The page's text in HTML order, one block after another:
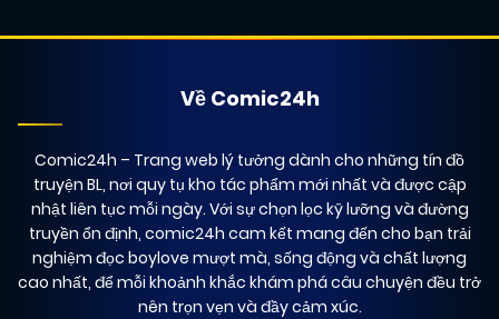
Về Comic24h
Comic24h – Trang web lý tưởng dành cho những tín đồ
truyện BL, nơi quy tụ kho tác phẩm mới nhất và được cập
nhật liên tục mỗi ngày. Với sự chọn lọc kỹ lưỡng và đường
truyền ổn định, comic24h cam kết mang đến cho bạn trải
nghiệm đọc boylove mượt mà, sống động và chất lượng
cao nhất, để mỗi khoảnh khắc khám phá câu chuyện đều trở
nên trọn vẹn và đầy cảm xúc.